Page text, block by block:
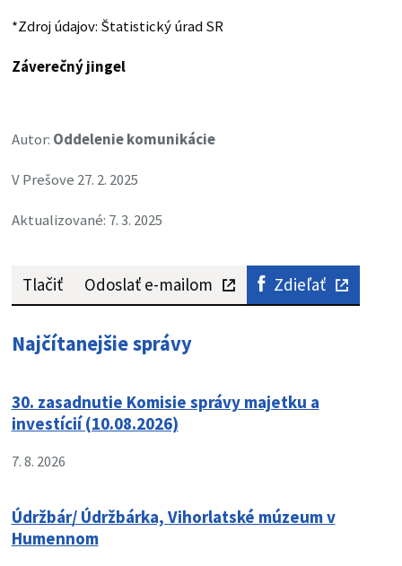
*Zdroj údajov: Štatistický úrad SR
Záverečný jingel
Autor: Oddelenie komunikácie
V Prešove 27. 2. 2025
Aktualizované: 7. 3. 2025
Tlačiť Odoslať e-mailom Zdieľať
Najčítanejšie správy
30. zasadnutie Komisie správy majetku a
investícií (10.08.2026)
7. 8. 2026
Údržbár/ Údržbárka, Vihorlatské múzeum v
Humennom